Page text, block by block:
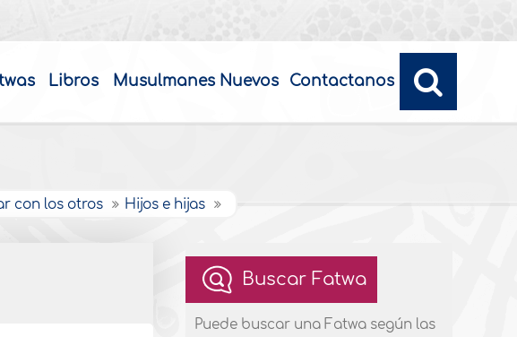
Libros Musulmanes Nuevos Contactanos
con los otros Hijos e hijas
Buscar Fatwa
Puede buscar una Fatwa según las